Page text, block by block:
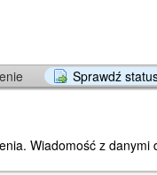
Sprawdź
Wiadomość z danymi